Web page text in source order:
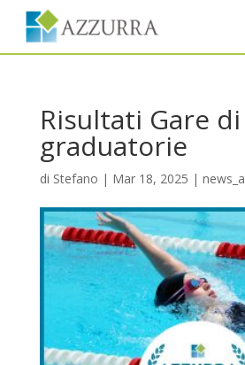
Risultati Gare
graduatorie
di Stefano | Mar 18, 2025 |